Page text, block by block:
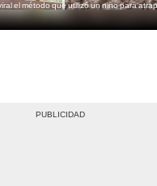
el método que utilizó un niño para